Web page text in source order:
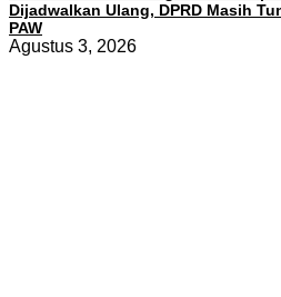
Dijadwalkan Ulang, DPRD Masih
PAW
Agustus 3, 2026